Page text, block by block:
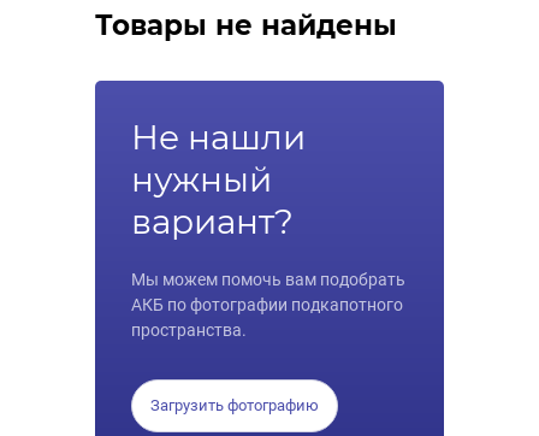
Товары не найдены
Не нашли
нужный
вариант?
Мы можем помочь вам подобрать
АКБ по фотографии подкапотного
пространства.
Загрузить фотографию